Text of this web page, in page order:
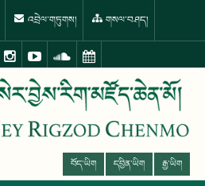
འབྲེལ་གཏུགས། གསལ་བཤད།
བོད་ཡིག དབྱིན་ཡིག རྒྱ་ཡིག